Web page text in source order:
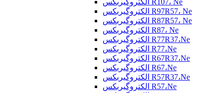
الکتروگیربکس R97R57، Ne
الکتروگیربکس R87R57، Ne
الکتروگیربکس R87، Ne
الکتروگیربکس R77R37،Ne
الکتروگیربکس R77،Ne
الکتروگیربکس R67R37،Ne
الکتروگیربکس R67،Ne
الکتروگیربکس R57R37،Ne
الکتروگیربکس R57،Ne